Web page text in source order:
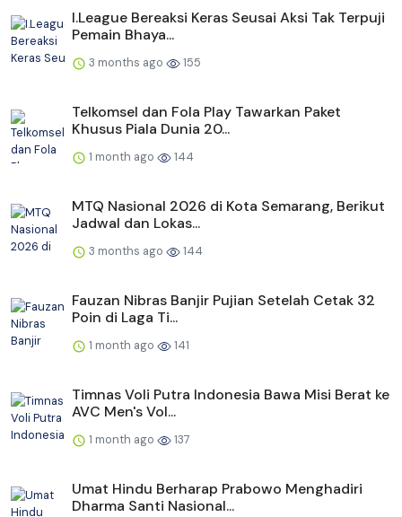
I.League Bereaksi Keras Seusai Aksi Tak Terpuji
Pemain Bhaya...
3 months ago 155
Telkomsel dan Fola Play Tawarkan Paket
Khusus Piala Dunia 20...
1 month ago 144
MTQ Nasional 2026 di Kota Semarang, Berikut
Jadwal dan Lokas...
3 months ago 144
Fauzan Nibras Banjir Pujian Setelah Cetak 32
Poin di Laga Ti...
1 month ago 141
Timnas Voli Putra Indonesia Bawa Misi Berat ke
AVC Men's Vol...
1 month ago 137
Umat Hindu Berharap Prabowo Menghadiri
Dharma Santi Nasional...